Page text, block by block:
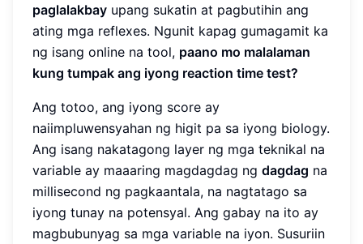
paglalakbay upang sukatin at pagbutihin ang
ating mga reflexes. Ngunit kapag gumagamit ka
ng isang online na tool, paano mo malalaman
kung tumpak ang iyong reaction time test?
Ang totoo, ang iyong score ay
naiimpluwensyahan ng higit pa sa iyong biology.
Ang isang nakatagong layer ng mga teknikal na
variable ay maaaring magdagdag ng dagdag na
millisecond ng pagkaantala, na nagtatago sa
iyong tunay na potensyal. Ang gabay na ito ay
magbubunyag sa mga variable na iyon. Susuriin